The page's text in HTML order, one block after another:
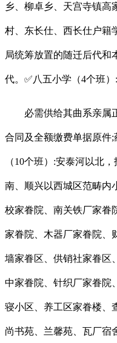
乡、柳卓乡、天宫寺镇高
村、东长仕、西长仕户籍
局统筹放置的随迁后代和
代。✅八五小学（4个班）
必需供给其曲系亲属正
合同及全额缴费单据原件
（10个班）:安泰河以北
南、顺兴以西城区范畴内
校家眷院、南关铁厂家眷
家眷院、木器厂家眷院、
墙家眷区、供销社家眷区
中家眷院、针织厂家眷院
寝小区、养工区家眷楼、
尚书苑、兰馨苑、瓦厂宿